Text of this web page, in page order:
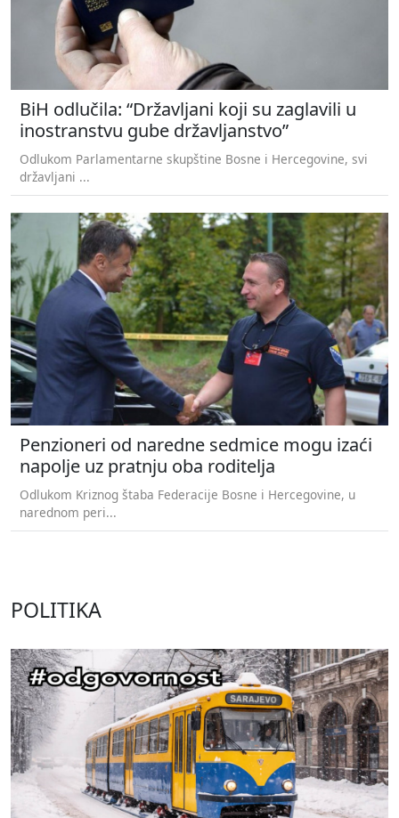
BiH odlučila: “Državljani koji su zaglavili u
inostranstvu gube državljanstvo”
Odlukom Parlamentarne skupštine Bosne i Hercegovine, svi
državljani ...
Penzioneri od naredne sedmice mogu izaći
napolje uz pratnju oba roditelja
Odlukom Kriznog štaba Federacije Bosne i Hercegovine, u
narednom peri...
POLITIKA